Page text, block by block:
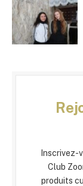
Inscrivez-
Club
produits